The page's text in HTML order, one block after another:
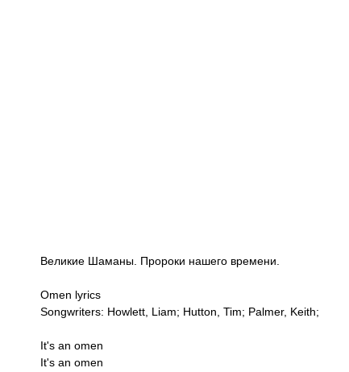
Великие Шаманы. Пророки нашего времени.
Omen lyrics
Songwriters: Howlett, Liam; Hutton, Tim; Palmer, Keith;
It's an omen
It's an omen